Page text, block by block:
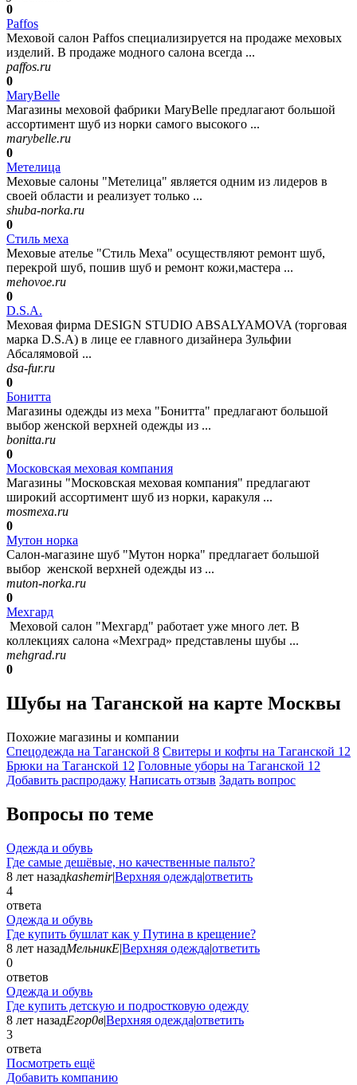
0
Paffos
Меховой салон Paffos специализируется на продаже меховых
изделий. В продаже модного салона всегда ...
paffos.ru
0
MaryBelle
Магазины меховой фабрики MaryBelle предлагают большой
ассортимент шуб из норки самого высокого ...
marybelle.ru
0
Метелица
Меховые салоны "Метелица" является одним из лидеров в
своей области и реализует только ...
shuba-norka.ru
0
Стиль меха
Меховые ателье "Стиль Меха" осуществляют ремонт шуб,
перекрой шуб, пошив шуб и ремонт кожи,мастера ...
mehovoe.ru
0
D.S.A.
Меховая фирма DESIGN STUDIO ABSALYAMOVA (торговая
марка D.S.A) в лице ее главного дизайнера Зульфии
Абсалямовой ...
dsa-fur.ru
0
Бонитта
Магазины одежды из меха "Бонитта" предлагают большой
выбор женской верхней одежды из ...
bonitta.ru
0
Московская меховая компания
Магазины "Московская меховая компания" предлагают
широкий ассортимент шуб из норки, каракуля ...
mosmexa.ru
0
Мутон норка
Салон-магазине шуб "Мутон норка" предлагает большой
выбор женской верхней одежды из ...
muton-norka.ru
0
Мехгард
Меховой салон "Мехгард" работает уже много лет. В
коллекциях салона «Мехград» представлены шубы ...
mehgrad.ru
0
Шубы на Таганской на карте Москвы
Похожие магазины и компании
Спецодежда на Таганской 8 Свитеры и кофты на Таганской 12
Брюки на Таганской 12 Головные уборы на Таганской 12
Добавить раcпродажу Написать отзыв Задать вопрос
Вопросы по теме
Одежда и обувь
Где самые дешёвые, но качественные пальто?
8 лет назадkashemir|Верхняя одежда|ответить
4
ответа
Одежда и обувь
Где купить бушлат как у Путина в крещение?
8 лет назадМельникЕ|Верхняя одежда|ответить
0
ответов
Одежда и обувь
Где купить детскую и подростковую одежду
8 лет назадЕгор0в|Верхняя одежда|ответить
3
ответа
Посмотреть ещё
Добавить компанию